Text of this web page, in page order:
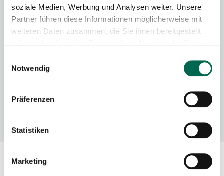
soziale Medien, Werbung und Analysen weiter. Unsere
Partner führen diese Informationen möglicherweise mit
weiteren Daten zusammen, die Sie ihnen bereitgestellt
Notwendig
Präferenzen
Statistiken
Marketing
03735 7696331
Mail